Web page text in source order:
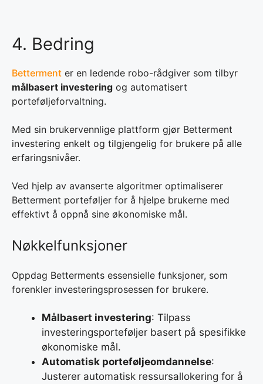
4. Bedring
Betterment er en ledende robo-rådgiver som tilbyr
målbasert investering og automatisert
porteføljeforvaltning.
Med sin brukervennlige plattform gjør Betterment
investering enkelt og tilgjengelig for brukere på alle
erfaringsnivåer.
Ved hjelp av avanserte algoritmer optimaliserer
Betterment porteføljer for å hjelpe brukerne med
effektivt å oppnå sine økonomiske mål.
Nøkkelfunksjoner
Oppdag Betterments essensielle funksjoner, som
forenkler investeringsprosessen for brukere.
Målbasert investering: Tilpass
investeringsporteføljer basert på spesifikke
økonomiske mål.
Automatisk porteføljeomdannelse:
Justerer automatisk ressursallokering for å